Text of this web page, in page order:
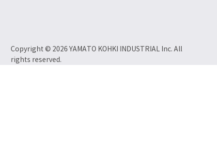
Copyright © 2026 YAMATO KOHKI INDUSTRIAL Inc. All
rights reserved.